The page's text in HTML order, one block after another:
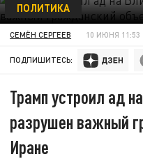
ПОЛИТИКА
СЕМЁН СЕРГЕЕВ 10 ИЮНЯ 11:53
ПОДПИШИТЕСЬ:
Трамп устроил ад
разрушен важный
Иране